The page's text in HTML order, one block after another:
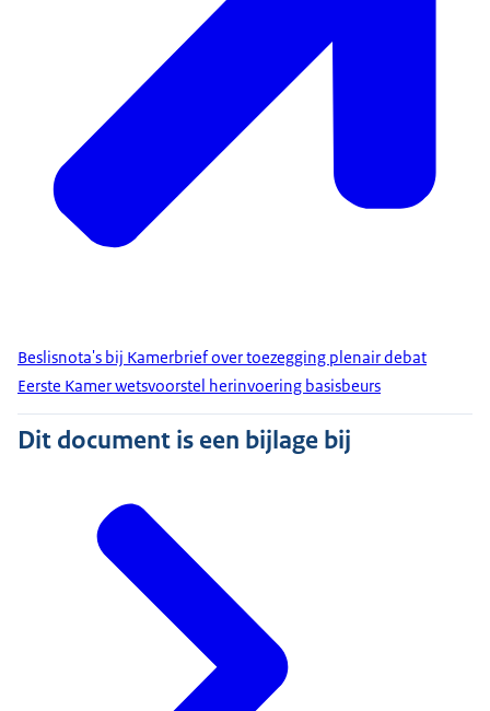
Beslisnota's bij Kamerbrief over toezegging plenair debat
Eerste Kamer wetsvoorstel herinvoering basisbeurs
Dit document is een bijlage bij